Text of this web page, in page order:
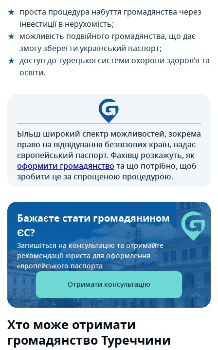
проста процедура набуття громадянства через
інвестиції в нерухомість;
можливість подвійного громадянства, що дає
змогу зберегти український паспорт;
доступ до турецької системи охорони здоров’я та
освіти.
Більш широкий спектр можливостей, зокрема
право на відвідування безвізових країн, надає
європейський паспорт. Фахівці розкажуть, як
оформити громадянство та що потрібно, щоб
зробити це за спрощеною процедурою.
Бажаєте стати громадянином
ЄС?
Запишіться на консультацію та отримайте
рекомендаціїюриста для оформлення
європейського паспорта
Отримати консультацію
Хто може отримати
громадянство Туреччини